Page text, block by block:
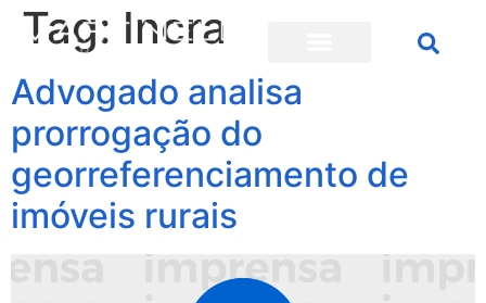
Tag: Incra
Advogado analisa
prorrogação do
georreferenciamento de
imóveis rurais